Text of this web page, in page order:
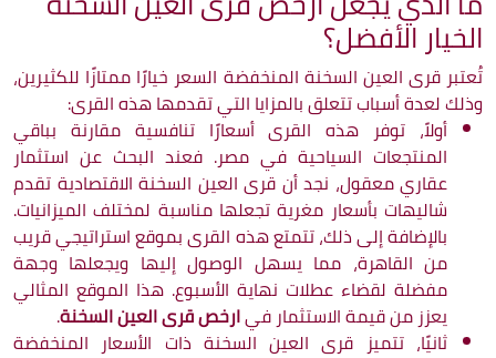
الخيار الأفضل؟
تُعتبر قرى العين السخنة المنخفضة السعر خيارًا ممتازًا للكثيرين،
وذلك لعدة أسباب تتعلق بالمزايا التي تقدمها هذه القرى:
أولاً، توفر هذه القرى أسعارًا تنافسية مقارنة بباقي
المنتجعات السياحية في مصر. فعند البحث عن استثمار
عقاري معقول، نجد أن قرى العين السخنة الاقتصادية تقدم
شاليهات بأسعار مغرية تجعلها مناسبة لمختلف الميزانيات.
بالإضافة إلى ذلك، تتمتع هذه القرى بموقع استراتيجي قريب
من القاهرة، مما يسهل الوصول إليها ويجعلها وجهة
مفضلة لقضاء عطلات نهاية الأسبوع. هذا الموقع المثالي
يعزز من قيمة الاستثمار فيارخص قرى العين السخنة.
ثانيًا، تتميز قرى العين السخنة ذات الأسعار المنخفضة